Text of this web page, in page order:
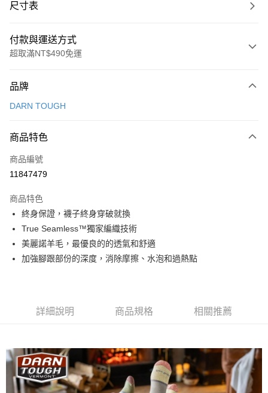
尺寸表
付款與運送方式
超取滿NT$490免運
信用卡一次付款
3 期 0 利率 每期
合作金庫商業銀行
上海商業儲蓄銀行
臺灣中小企業銀行
匯豐（台灣）商業銀行
聯邦商業銀行
元大商業銀行
永豐商業銀行
玉山商業銀行
星展（台灣）商業銀行
超商取貨付款
LINE Pay
Apple Pay
ATM付款
運送方式
付款後全家取貨
7-11取貨付款
每筆NT$60，滿NT$490(含以上)免運費
付款後7-11取貨
品牌
DARN TOUGH
商品特色
商品編號
11847479
商品特色
終身保證，襪子終身穿破就換
True Seamless™獨家編織技術
美麗諾羊毛，最優良的的透氣和舒適
加強腳跟部份的深度，消除摩擦、水泡和過熱點
詳細說明 商品規格 相關推薦